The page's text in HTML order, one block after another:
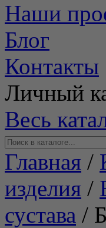
Наши
Блог
Контакты
Личный
Весь
Главная /
изделия /
сустава /